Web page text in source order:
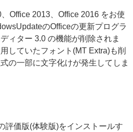
、 Office 2013、 Office 2016 をお使
のOfficeの更新プログラ
ィター 3.0 の機能が削除されま
していたフォント(MT Extra)も削
の一部に文字化けが発生してしま
評価版(体験版)をインストールす